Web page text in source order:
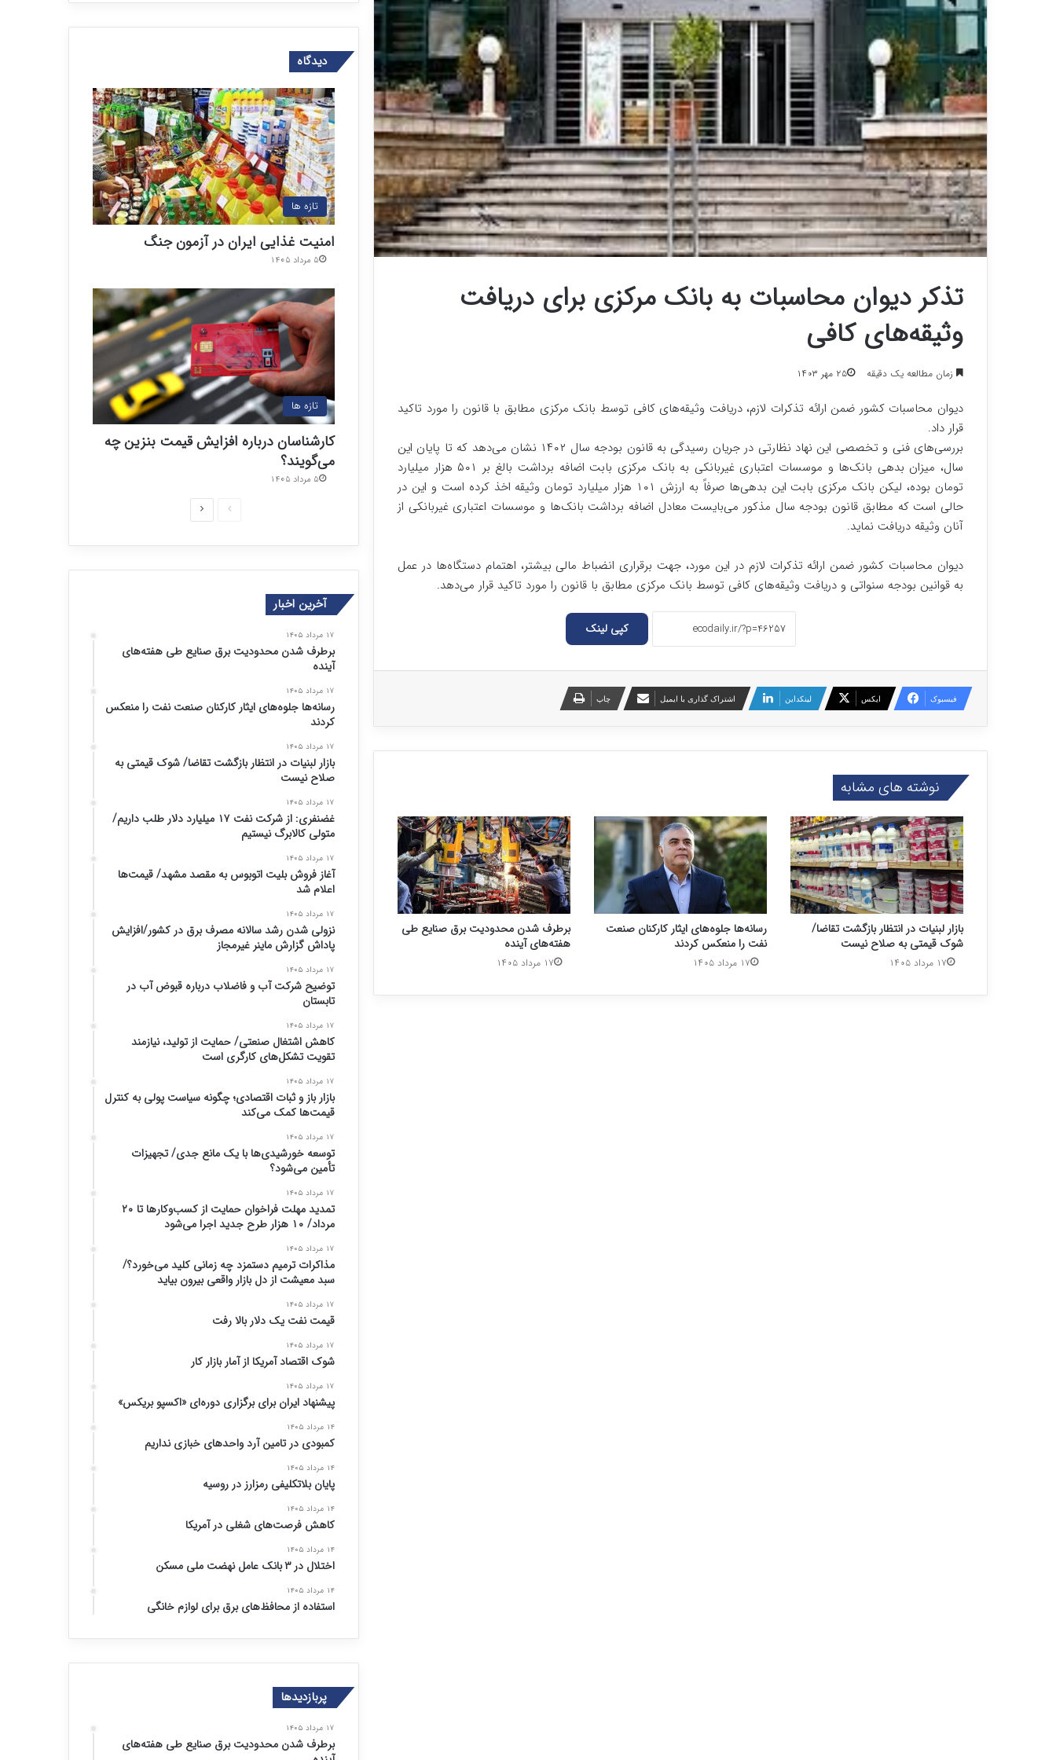
تذکر دیوان محاسبات به بانک مرکزی برای دریافت
وثیقه‌های کافی
۲۵ مهر ۱۴۰۳ زمان مطالعه یک دقیقه
دیوان محاسبات کشور ضمن ارائه تذکرات لازم، دریافت وثیقه‌های کافی توسط بانک مرکزی مطابق با قانون را مورد تاکید
قرار داد.
بررسی‌های فنی و تخصصی این نهاد نظارتی در جریان رسیدگی به قانون بودجه سال ۱۴۰۲ نشان می‌دهد که تا پایان این
سال، میزان بدهی بانک‌ها و موسسات اعتباری غیربانکی به بانک مرکزی بابت اضافه برداشت بالغ بر ۵۰۱ هزار میلیارد
تومان بوده، لیکن بانک مرکزی بابت این بدهی‌ها صرفاً به ارزش ۱۰۱ هزار میلیارد تومان وثیقه اخذ کرده است و این در
حالی است که مطابق قانون بودجه سال مذکور می‌بایست معادل اضافه برداشت بانک‌ها و موسسات اعتباری غیربانکی از
آنان وثیقه دریافت نماید.
دیوان محاسبات کشور ضمن ارائه تذکرات لازم در این مورد، جهت برقراری انضباط مالی بیشتر، اهتمام دستگاه‌ها در عمل
به قوانین بودجه سنواتی و دریافت وثیقه‌های کافی توسط بانک مرکزی مطابق با قانون را مورد تاکید قرار می‌دهد.
کپی لینک
فیسبوک ایکس لینکداین اشتراک گذاری با ایمیل چاپ
نوشته های مشابه
برطرف شدن محدودیت‌ برق صنایع طی
هفته‌های آینده
۱۷ مرداد ۱۴۰۵
رسانه‌ها جلوه‌های ایثار کارکنان صنعت
نفت را منعکس کردند
۱۷ مرداد ۱۴۰۵
بازار لبنیات در انتظار بازگشت تقاضا/
شوک قیمتی به صلاح نیست
۱۷ مرداد ۱۴۰۵
دیدگاه
تازه ها
امنیت غذایی ایران در آزمون جنگ
۵ مرداد ۱۴۰۵
تازه ها
کارشناسان درباره افزایش قیمت بنزین چه
می‌گویند؟
۵ مرداد ۱۴۰۵
آخرین اخبار
۱۷ مرداد ۱۴۰۵
برطرف شدن محدودیت‌ برق صنایع طی هفته‌های
آینده
۱۷ مرداد ۱۴۰۵
رسانه‌ها جلوه‌های ایثار کارکنان صنعت نفت را منعکس
کردند
۱۷ مرداد ۱۴۰۵
بازار لبنیات در انتظار بازگشت تقاضا/ شوک قیمتی به
صلاح نیست
۱۷ مرداد ۱۴۰۵
غضنفری: از شرکت نفت ۱۷ میلیارد دلار طلب داریم/
متولی کالابرگ نیستیم
۱۷ مرداد ۱۴۰۵
آغاز فروش بلیت اتوبوس به مقصد مشهد/ قیمت‌ها
اعلام شد
۱۷ مرداد ۱۴۰۵
نزولی شدن رشد سالانه مصرف برق در کشور/افزایش
پاداش گزارش ماینر غیرمجاز
۱۷ مرداد ۱۴۰۵
توضیح شرکت آب و فاضلاب درباره قبوض آب در
تابستان
۱۷ مرداد ۱۴۰۵
کاهش اشتغال صنعتی/ حمایت از تولید، نیازمند
تقویت تشکل‌های کارگری است
۱۷ مرداد ۱۴۰۵
بازار باز و ثبات اقتصادی؛ چگونه سیاست پولی به کنترل
قیمت‌ها کمک می‌کند
۱۷ مرداد ۱۴۰۵
توسعه خورشیدی‌ها با یک مانع جدی/ تجهیزات
تأمین می‌شود؟
۱۷ مرداد ۱۴۰۵
تمدید مهلت فراخوان حمایت از کسب‌وکارها تا ۲۰
مرداد/ ۱۰ هزار طرح جدید اجرا می‌شود
۱۷ مرداد ۱۴۰۵
مذاکرات ترمیم دستمزد چه زمانی کلید می‌خورد؟/
سبد معیشت از دل بازار واقعی بیرون بیاید
۱۷ مرداد ۱۴۰۵
قیمت نفت یک دلار بالا رفت
۱۷ مرداد ۱۴۰۵
شوک اقتصاد آمریکا از آمار بازار کار
۱۷ مرداد ۱۴۰۵
پیشنهاد ایران برای برگزاری دوره‌ای «اکسپو بریکس»
۱۴ مرداد ۱۴۰۵
کمبودی در تامین آرد واحد‌های خبازی نداریم
۱۴ مرداد ۱۴۰۵
پایان بلاتکلیفی رمزارز در روسیه
۱۴ مرداد ۱۴۰۵
کاهش فرصت‌های شغلی در آمریکا
۱۴ مرداد ۱۴۰۵
اختلال در ۳ بانک عامل نهضت ملی مسکن
۱۴ مرداد ۱۴۰۵
استفاده از محافظ‌های برق برای لوازم خانگی
پربازدیدها
۱۷ مرداد ۱۴۰۵
برطرف شدن محدودیت‌ برق صنایع طی هفته‌های